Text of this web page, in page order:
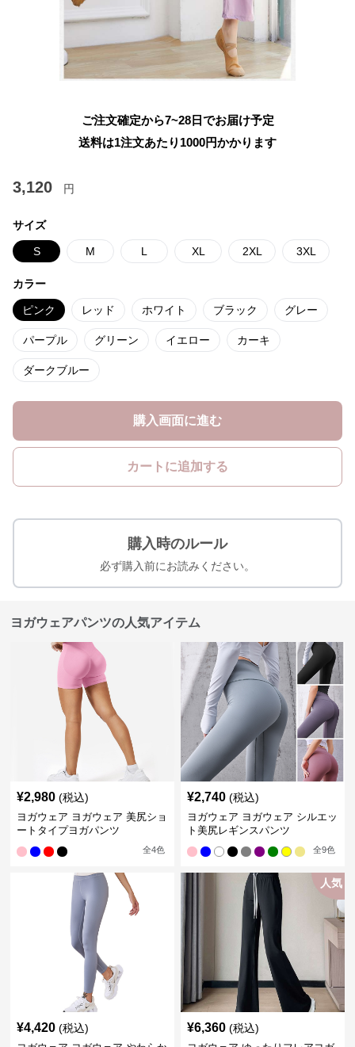
ご注文確定から7~28日でお届け予定
送料は1注文あたり 1000円かかります
3,120 円
サイズ
S M L XL 2XL 3XL
カラー
ピンク レッド ホワイト ブラック グレー
パープル グリーン イエロー カーキ
ダークブルー
購入画面に進む
カートに追加する
購入時のルール
必ず購入前にお読みください。
ヨガウェアパンツの人気アイテム
¥2,980 (税込)
ヨガウェア ヨガウェア 美尻ショ
ートタイプヨガパンツ
全4色
¥2,740 (税込)
ヨガウェア ヨガウェア シルエッ
ト美尻レギンスパンツ
全9色
¥4,420 (税込)
人気
¥6,360 (税込)